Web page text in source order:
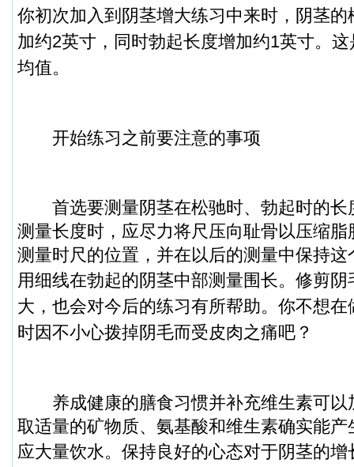
你初次加入到阴茎增大练习中来时，阴茎
加约2英寸，同时勃起长度增加约1英寸。
均值。
开始练习之前要注意的事项
首选要测量阴茎在松驰时、勃起时的长
测量长度时，应尽力将尺压向耻骨以压缩
测量时尺的位置，并在以后的测量中保持
用细线在勃起的阴茎中部测量围长。 修剪阴
大，也会对今后的练习有所帮助。你不想在
时因不小心拨掉阴毛而受皮肉之痛吧？
养成健康的膳食习惯并补充维生素可以
取适量的矿物质、氨基酸和维生素确实能
应大量饮水。 保持良好的心态对于阴茎的